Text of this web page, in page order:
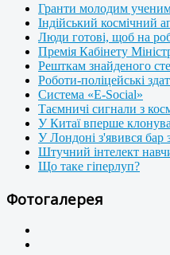
Гранти молодим
Індійський космічний
Люди готові, щоб на
Премія Кабінету
Решткам знайденого
Роботи-поліцейські
Система «E-Social»
Таємничі сигнали з
У Китаї вперше
У Лондоні з'явився бар
Штучний інтелект
Що таке гіперлуп?
Фотогалерея